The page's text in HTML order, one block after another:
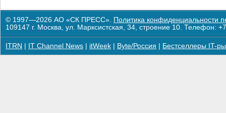
© 1997—2026 АО «СК ПРЕСС». Политика конфиденциальности
109147 г. Москва, ул. Марксистская, 34, строение 10. Телефон:
ITRN IT Channel News itWeek Byte/Россия Бестселлеры IT-